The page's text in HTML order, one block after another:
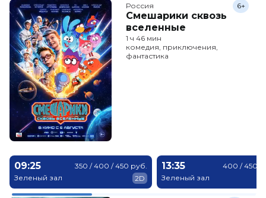
Россия
Смешарики сквозь
вселенные
6+
1 ч 46 мин
комедия, приключения,
фантастика
09:25
Зеленый зал
350 / 400 / 450 руб.
2D
13:35
Зеленый зал
400 / 450 /